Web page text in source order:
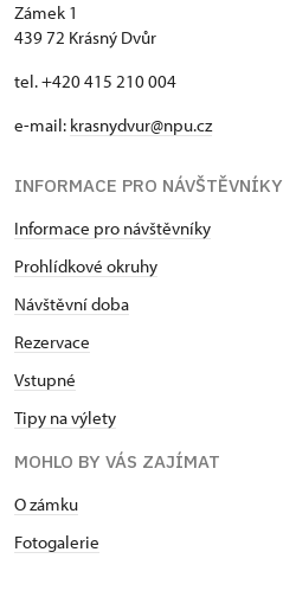
Zámek 1
439 72 Krásný Dvůr
tel. +420 415 210 004
e-mail: krasnydvur@npu.cz
INFORMACE PRO NÁVŠTĚVNÍKY
Informace pro návštěvníky
Prohlídkové okruhy
Návštěvní doba
Rezervace
Vstupné
Tipy na výlety
MOHLO BY VÁS ZAJÍMAT
O zámku
Fotogalerie